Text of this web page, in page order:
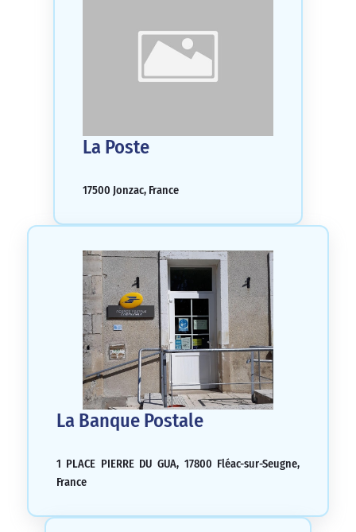
La Poste
17500 Jonzac, France
La Banque Postale
1 PLACE PIERRE DU GUA, 17800 Fléac-sur-Seugne,
France